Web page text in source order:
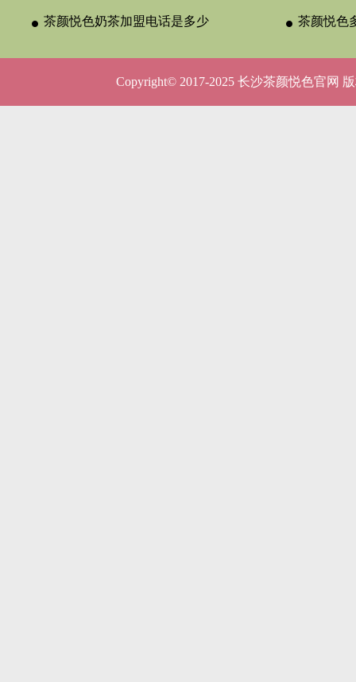
与合作类型 晚吗？
茶颜悦色奶茶加盟电话是多少 茶颜悦色
Copyright© 2017-2025 长沙茶颜悦色官网